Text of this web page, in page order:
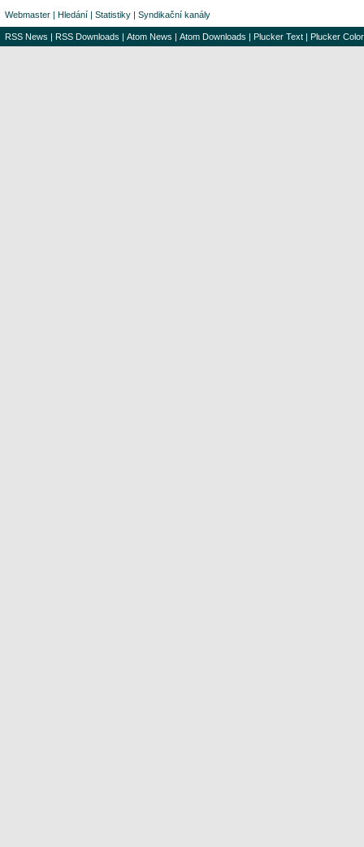
Webmaster | Hledání | Statistiky | Syndikační kanály
RSS News | RSS Downloads | Atom News | Atom Downloads | Plucker Text | Plucker Color